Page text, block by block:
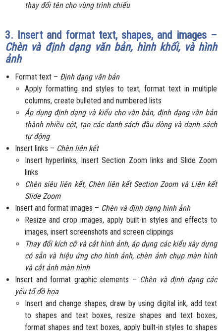
thay đổi tên cho vùng trình chiếu
3. Insert and format text, shapes, and images –
Chèn và định dạng văn bản, hình khối, và hình
ảnh
Format text – Định dạng văn bản
Apply formatting and styles to text, format text in multiple
columns, create bulleted and numbered lists
Áp dụng định dạng và kiểu cho văn bản, định dạng văn bản
thành nhiều cột, tạo các danh sách đầu dòng và danh sách
tự động
Insert links – Chèn liên kết
Insert hyperlinks, Insert Section Zoom links and Slide Zoom
links
Chèn siêu liên kết, Chèn liên kết Section Zoom và Liên kết
Slide Zoom
Insert and format images – Chèn và định dạng hình ảnh
Resize and crop images, apply built-in styles and effects to
images, insert screenshots and screen clippings
Thay đổi kích cỡ và cắt hình ảnh, áp dụng các kiểu xây dựng
có sẵn và hiệu ứng cho hình ảnh, chèn ảnh chụp màn hình
và cắt ảnh màn hình
Insert and format graphic elements – Chèn và định dạng các
yếu tố đồ họa
Insert and change shapes, draw by using digital ink, add text
to shapes and text boxes, resize shapes and text boxes,
format shapes and text boxes, apply built-in styles to shapes